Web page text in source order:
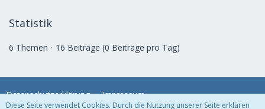
Statistik
6 Themen 16 Beiträge (0 Beiträge pro Tag)
Datenschutzerklärung Impressum
Diese Seite verwendet Cookies. Durch die Nutzung unserer Seite erklären